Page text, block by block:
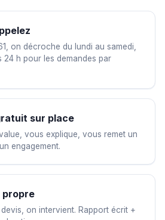
on décroche du lundi au samedi,
24 h pour les demandes par
sur place
vous explique, vous remet un
engagement.
on intervient. Rapport écrit +